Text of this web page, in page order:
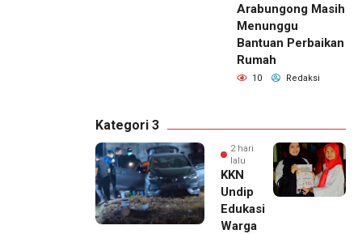
Arabungong Masih
Menunggu
Bantuan Perbaikan
Rumah
10 Redaksi
Kategori 3
2 hari
lalu
KKN
Undip
Edukasi
Warga